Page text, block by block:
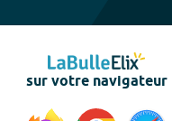
sur votre navigateur